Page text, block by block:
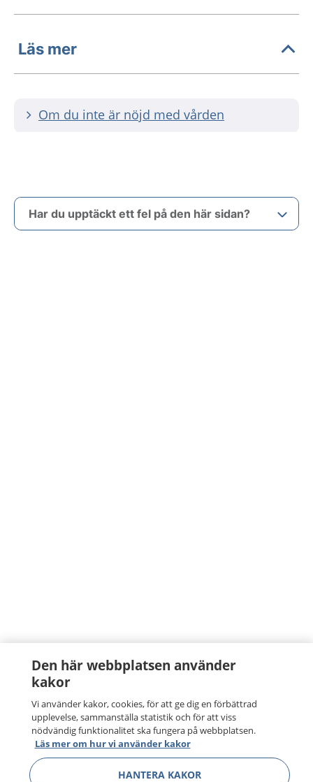
Läs mer
Om du inte är nöjd med vården
Har du upptäckt ett fel på den här sidan?
Den här webbplatsen använder
kakor
Vi använder kakor, cookies, för att ge dig en förbättrad
upplevelse, sammanställa statistik och för att viss
nödvändig funktionalitet ska fungera på webbplatsen.
Läs mer om hur vi använder kakor
HANTERA KAKOR